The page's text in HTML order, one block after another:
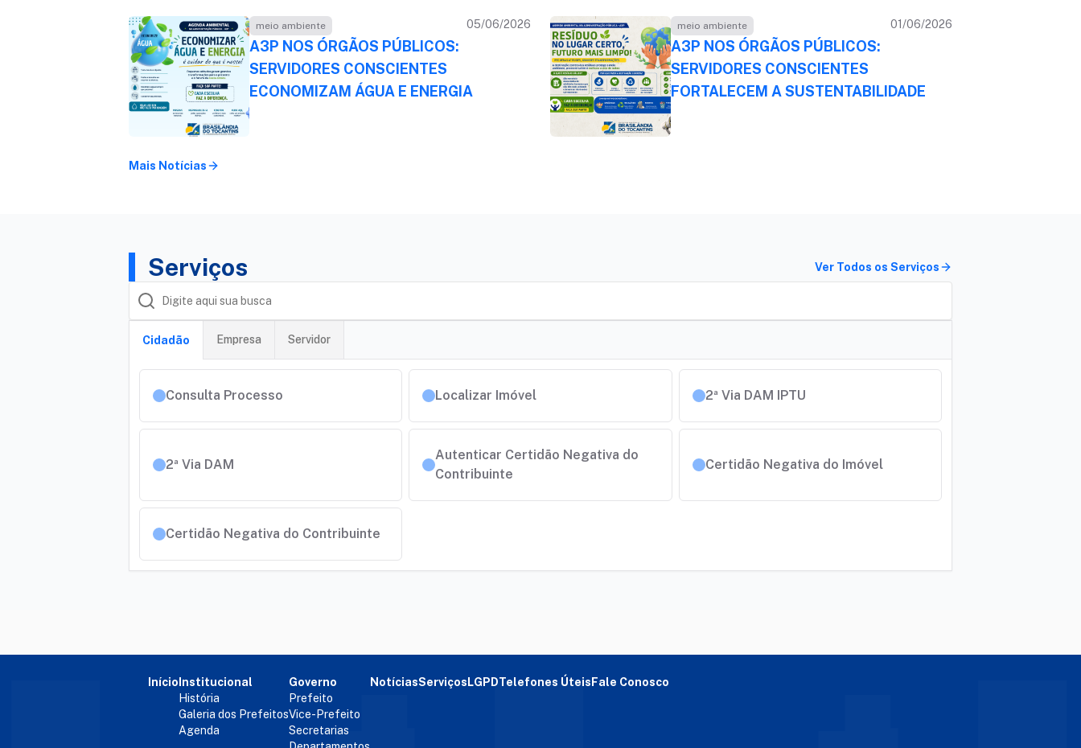
meio ambiente 05/06/2026
A3P NOS ÓRGÃOS PÚBLICOS:
SERVIDORES CONSCIENTES
ECONOMIZAM ÁGUA E ENERGIA
meio ambiente 01/06/2026
A3P NOS ÓRGÃOS PÚBLICOS:
SERVIDORES CONSCIENTES
FORTALECEM A SUSTENTABILIDADE
Mais Notícias
Serviços Ver Todos os Serviços
Cidadão Empresa Servidor
Consulta Processo Localizar Imóvel 2ª Via DAM IPTU
2ª Via DAM
Autenticar Certidão Negativa do
Contribuinte
Certidão Negativa do Imóvel
Certidão Negativa do Contribuinte
Início Institucional
História
Galeria dos Prefeitos
Agenda
Governo
Prefeito
Vice-Prefeito
Secretarias
NotíciasServiços LGPDTelefones Úteis Fale Conosco